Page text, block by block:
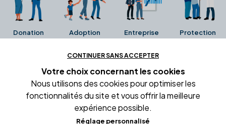
Donation Adoption Entreprise Protection
Ces avis proviennent directement de la fiche Google
Business de l'office notarial. Ils n'ont ni été collectés ni
été vérifiés par Alexia.fr.
CONTINUER SANS ACCEPTER
Votre choix concernant les cookies
Nous utilisons des cookies pour optimiser les
fonctionnalités du site et vous offrir la meilleure
expérience possible.
Réglage personnalisé